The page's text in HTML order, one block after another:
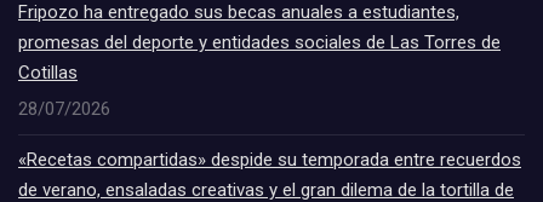
Fripozo ha entregado sus becas anuales a estudiantes,
promesas del deporte y entidades sociales de Las Torres de
Cotillas
28/07/2026
«Recetas compartidas» despide su temporada entre recuerdos
de verano, ensaladas creativas y el gran dilema de la tortilla de